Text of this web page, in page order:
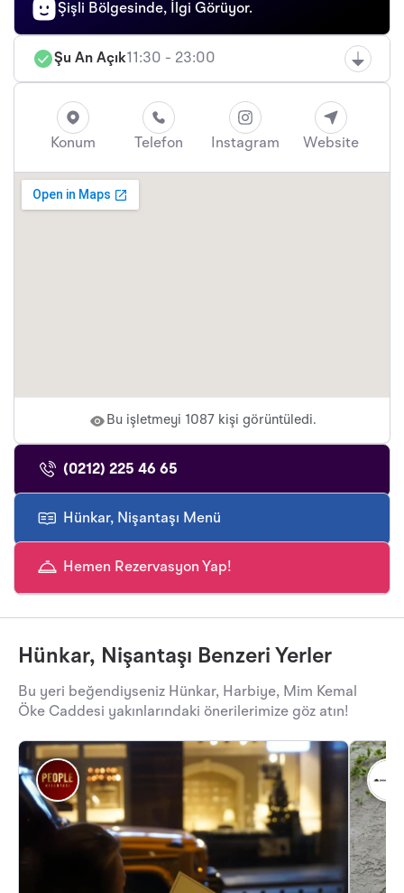
Şişli Bölgesinde, İlgi Görüyor.
Şu An Açık11:30 - 23:00
Konum Telefon Instagram Website
Bu işletmeyi 1087 kişi görüntüledi.
(0212) 225 46 65
Hünkar, Nişantaşı Menü
Hemen Rezervasyon Yap!
Hünkar, Nişantaşı Benzeri Yerler
Bu yeri beğendiyseniz Hünkar, Harbiye, Mim Kemal
Öke Caddesi yakınlarındaki önerilerimize göz atın!